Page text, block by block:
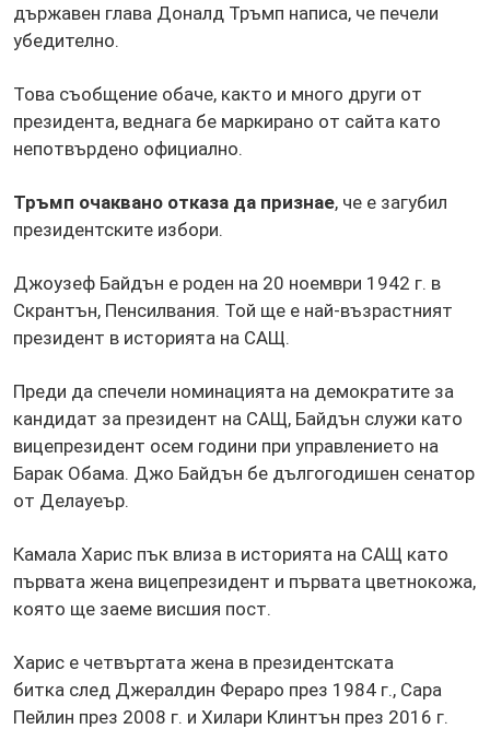
държавен глава Доналд Тръмп написа, че печели
убедително.
Това съобщение обаче, както и много други от
президента, веднага бе маркирано от сайта като
непотвърдено официално.
Тръмп очаквано отказа да признае, че е загубил
президентските избори.
Джоузеф Байдън е роден на 20 ноември 1942 г. в
Скрантън, Пенсилвания. Той ще е най-възрастният
президент в историята на САЩ.
Преди да спечели номинацията на демократите за
кандидат за президент на САЩ, Байдън служи като
вицепрезидент осем години при управлението на
Барак Обама. Джо Байдън бе дългогодишен сенатор
от Делауеър.
Камала Харис пък влиза в историята на САЩ като
първата жена вицепрезидент и първата цветнокожа,
която ще заеме висшия пост.
Харис е четвъртата жена в президентската
битка след Джералдин Фераро през 1984 г., Сара
Пейлин през 2008 г. и Хилари Клинтън през 2016 г.